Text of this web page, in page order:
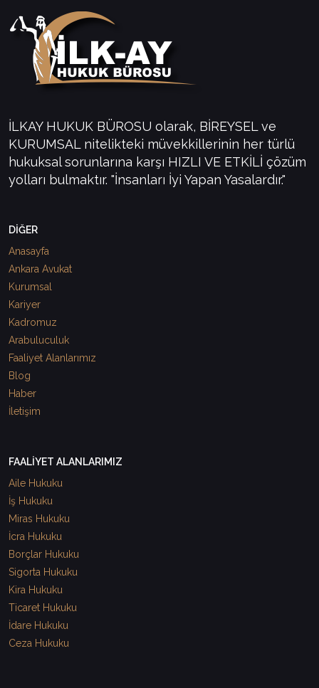
İLKAY HUKUK BÜROSU olarak, BİREYSEL ve
KURUMSAL nitelikteki müvekkillerinin her türlü
hukuksal sorunlarına karşı HIZLI VE ETKİLİ çözüm
yolları bulmaktır. "İnsanları İyi Yapan Yasalardır."
DİĞER
Anasayfa
Ankara Avukat
Kurumsal
Kariyer
Kadromuz
Arabuluculuk
Faaliyet Alanlarımız
Blog
Haber
İletişim
FAALİYET ALANLARIMIZ
Aile Hukuku
İş Hukuku
Miras Hukuku
İcra Hukuku
Borçlar Hukuku
Sigorta Hukuku
Kira Hukuku
Ticaret Hukuku
İdare Hukuku
Ceza Hukuku